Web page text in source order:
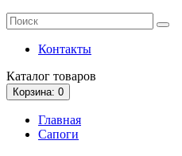
Контакты
Каталог товаров
Корзина: 0
Главная
Сапоги